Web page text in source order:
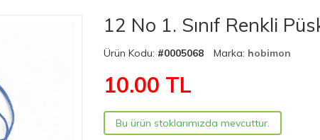
12 No 1. Sınıf Renkli
Ürün Kodu: #0005068 Marka: hobimon
10.00 TL
Bu ürün stoklarımızda mevcuttur.